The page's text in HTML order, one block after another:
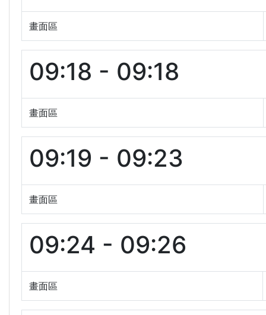
畫面區
09:18 - 09:18
畫面區
09:19 - 09:23
畫面區
09:24 - 09:26
畫面區